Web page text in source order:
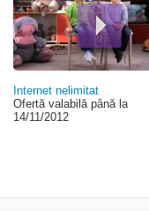
Internet nelimitat
Ofertă valabilă până la
14/11/2012